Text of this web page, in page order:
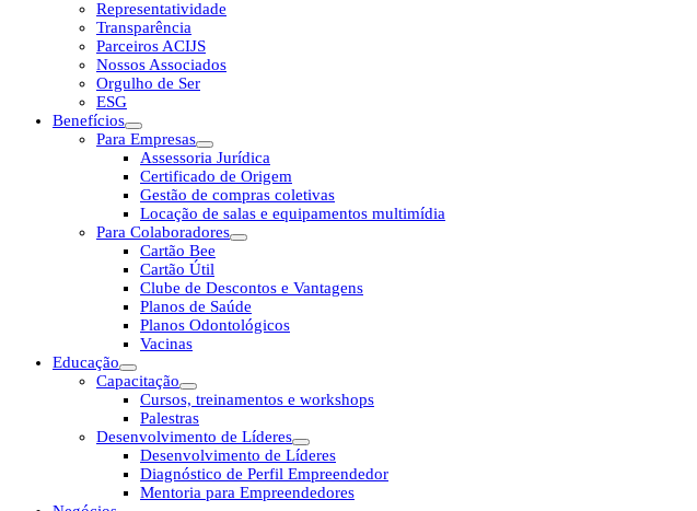
Representatividade
Transparência
Parceiros ACIJS
Nossos Associados
Orgulho de Ser
ESG
Benefícios
Para Empresas
Assessoria Jurídica
Certificado de Origem
Gestão de compras coletivas
Locação de salas e equipamentos multimídia
Para Colaboradores
Cartão Bee
Cartão Útil
Clube de Descontos e Vantagens
Planos de Saúde
Planos Odontológicos
Vacinas
Educação
Capacitação
Cursos, treinamentos e workshops
Palestras
Desenvolvimento de Líderes
Desenvolvimento de Líderes
Diagnóstico de Perfil Empreendedor
Mentoria para Empreendedores